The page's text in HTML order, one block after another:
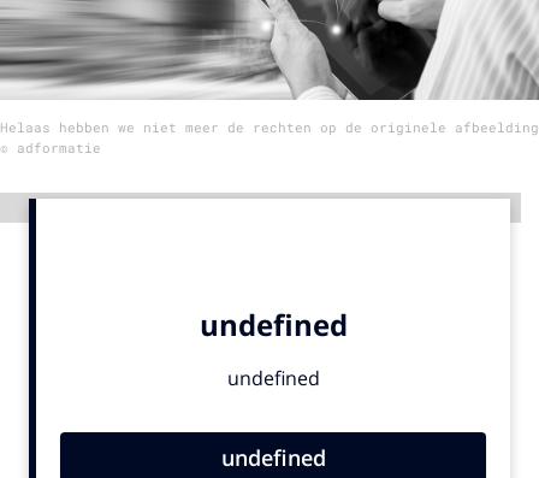
Home
9 sept: GenAI-training
12 nov: MarketingLive!
Adverteren
Helaas hebben we niet meer de rechten op de originele afbeelding
© adformatie